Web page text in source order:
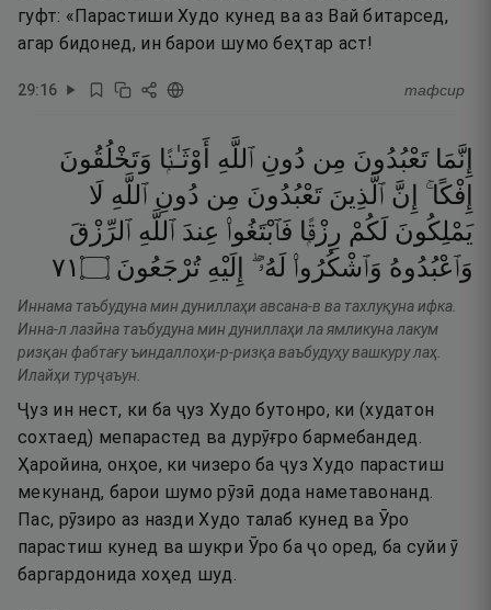
гуфт: «Парастиши Худо кунед ва аз Вай битарсед,
агар бидонед, ин барои шумо беҳтар аст!
29:16 тафсир
إِنَّمَا تَعْبُدُونَ مِن دُونِ ٱللَّهِ أَوْثَـٰنًۭا وَتَخْلُقُونَ
إِفْكًا ۚ
إِنَّ ٱلَّذِينَ تَعْبُدُونَ مِن دُونِ ٱللَّهِ لَا
يَمْلِكُونَ لَكُمْ رِزْقًۭا فَٱبْتَغُوا۟ عِندَ ٱللَّهِ ٱلرِّزْقَ
وَٱعْبُدُوهُ وَٱشْكُرُوا۟ لَهُۥٓ ۖ إِلَيْهِ تُرْجَعُونَ ۝١٧
Иннама таъбудуна мин дуниллаҳи авсана-в ва тахлуқуна ифка.
Инна-л лазӣна таъбудуна мин дуниллаҳи ла ямликуна лакум
ризқан фабтағу ъиндаллоҳи-р-ризқа ваъбудуҳу вашкуру лаҳ.
Илайҳи турҷаъун.
Ҷуз ин нест, ки ба ҷуз Худо бутонро, ки (худатон
сохтаед) мепарастед ва дурӯғро бармебандед.
Ҳаройина, онҳое, ки чизеро ба ҷуз Худо парастиш
мекунанд, барои шумо рӯзӣ дода наметавонанд.
Пас, рӯзиро аз назди Худо талаб кунед ва Ӯро
парастиш кунед ва шукри Ӯро ба ҷо оред, ба суйи ӯ
баргардонида хоҳед шуд.